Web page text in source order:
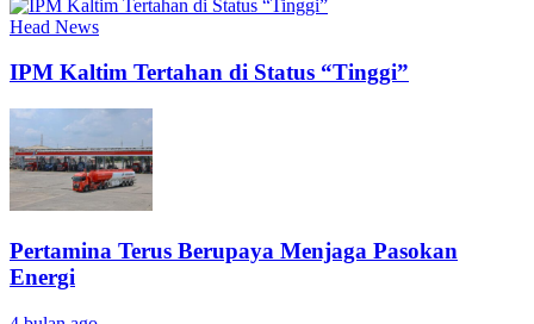
Head News
IPM Kaltim Tertahan di Status “Tinggi”
Pertamina Terus Berupaya Menjaga Pasokan
Energi